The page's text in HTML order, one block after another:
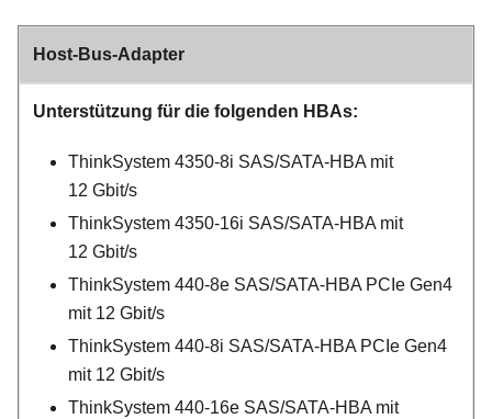
Host-Bus-Adapter
Unterstützung für die folgenden HBAs:
ThinkSystem 4350-8i SAS/SATA-HBA mit
12 Gbit/s
ThinkSystem 4350-16i SAS/SATA-HBA mit
12 Gbit/s
ThinkSystem 440-8e SAS/SATA-HBA PCIe Gen4
mit 12 Gbit/s
ThinkSystem 440-8i SAS/SATA-HBA PCIe Gen4
mit 12 Gbit/s
ThinkSystem 440-16e SAS/SATA-HBA mit